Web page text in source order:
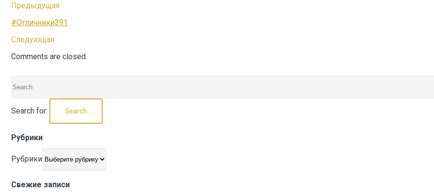
Предыдущая
#Отличники391
Следующая
Comments are closed.
Search for: Search
Рубрики
Рубрики
Свежие записи